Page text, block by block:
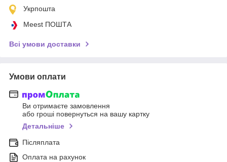
Укрпошта
Meest ПОШТА
Всі умови доставки
Умови оплати
Ви отримаєте замовлення
або гроші повернуться на вашу картку
Детальніше
Післяплата
Оплата на рахунок